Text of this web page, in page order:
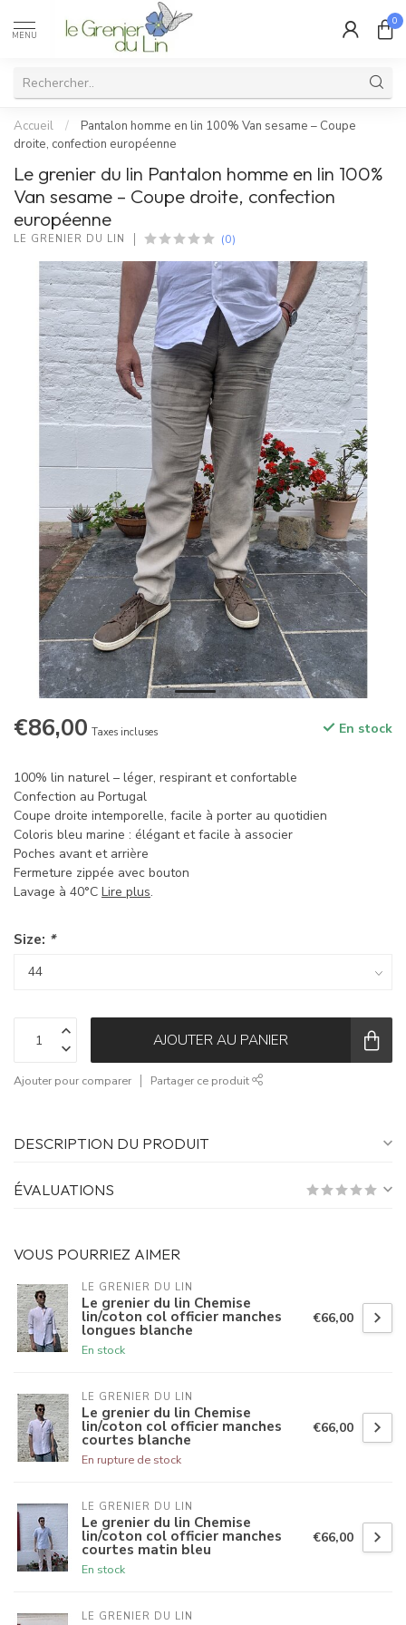
MENU
0
Accueil /
Pantalon homme en lin 100% Van sesame – Coupe
droite, confection européenne
Le grenier du lin Pantalon homme en lin 100%
Van sesame – Coupe droite, confection
européenne
LE GRENIER DU LIN (0)
€86,00 Taxes incluses En stock
100% lin naturel – léger, respirant et confortable
Confection au Portugal
Coupe droite intemporelle, facile à porter au quotidien
Coloris bleu marine : élégant et facile à associer
Poches avant et arrière
Fermeture zippée avec bouton
Lavage à 40°C Lire plus.
Size: *
AJOUTER AU PANIER
Ajouter pour comparer Partager ce produit
DESCRIPTION DU PRODUIT
ÉVALUATIONS
VOUS POURRIEZ AIMER
LE GRENIER DU LIN
Le grenier du lin Chemise
lin/coton col officier manches
longues blanche
En stock
€66,00
LE GRENIER DU LIN
Le grenier du lin Chemise
lin/coton col officier manches
courtes blanche
En rupture de stock
€66,00
LE GRENIER DU LIN
Le grenier du lin Chemise
lin/coton col officier manches
courtes matin bleu
En stock
€66,00
LE GRENIER DU LIN